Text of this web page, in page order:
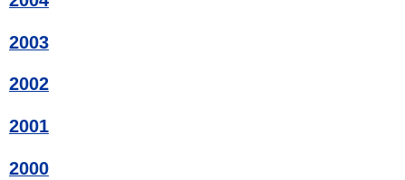
2003
2002
2001
2000